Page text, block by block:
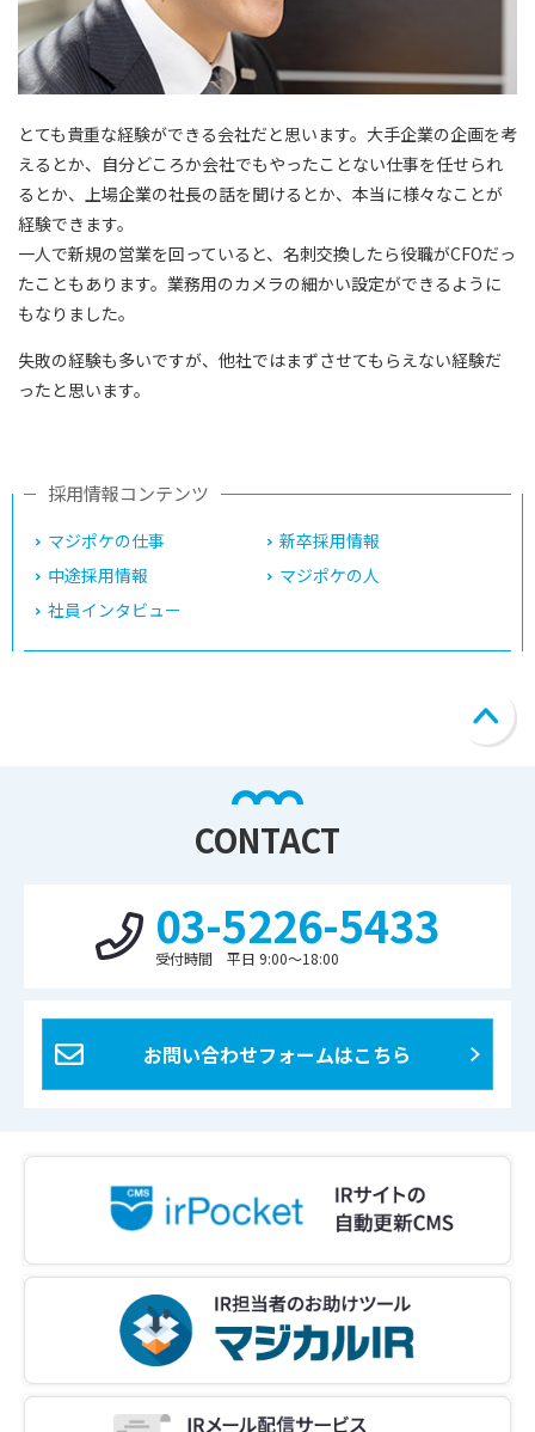
とても貴重な経験ができる会社だと思います。大手企業の企画を考
えるとか、自分どころか会社でもやったことない仕事を任せられ
るとか、上場企業の社長の話を聞けるとか、本当に様々なことが
経験できます。
一人で新規の営業を回っていると、名刺交換したら役職がCFOだっ
たこともあります。業務用のカメラの細かい設定ができるように
もなりました。
失敗の経験も多いですが、他社ではまずさせてもらえない経験だ
ったと思います。
採用情報コンテンツ
マジポケの仕事
新卒採用情報
中途採用情報
マジポケの人
社員インタビュー
CONTACT
03-5226-5433
受付時間 平日 9:00〜18:00
お問い合わせフォームはこちら